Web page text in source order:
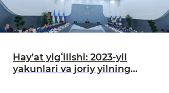
Hayʼat yigʻilishi: 2023-yil
yakunlari va joriy yilning